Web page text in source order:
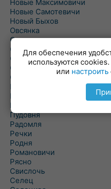
Новые Максимовичи
Новые Самотевичи
Новый Быхов
Овсянка
Ордать
Ореховка
Осиновка
Осиповичи
Осово
Павловичи
Паршино
Петуховка
Пудовня
Радомля
Речки
Родня
Романовичи
Рясно
Свислочь
Селец
Для обеспечения
используются
или настроить